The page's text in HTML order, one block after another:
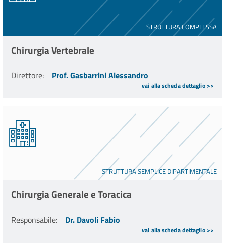
STRUTTURA COMPLESSA
Chirurgia Vertebrale
Direttore: Prof. Gasbarrini Alessandro
vai alla scheda dettaglio >>
STRUTTURA SEMPLICE DIPARTIMENTALE
Chirurgia Generale e Toracica
Responsabile: Dr. Davoli Fabio
vai alla scheda dettaglio >>